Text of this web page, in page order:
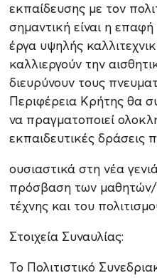
εκπαίδευσης με τον
σημαντική είναι η
έργα υψηλής
καλλιεργούν την
διευρύνουν τους
Περιφέρεια Κρήτης θα
να πραγματοποιεί
εκπαιδευτικές δράσεις
ουσιαστικά στη νέα
πρόσβαση των μαθητών/
τέχνης και του
Στοιχεία Συναυλίας:
Το Πολιτιστικό